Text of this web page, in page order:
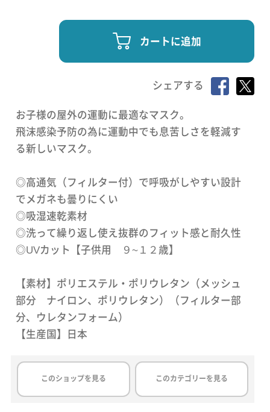
カートに追加
シェアする
お子様の屋外の運動に最適なマスク。
飛沫感染予防の為に運動中でも息苦しさを軽減す
る新しいマスク。
◎高通気（フィルター付）で呼吸がしやすい設計
でメガネも曇りにくい
◎吸湿速乾素材
◎洗って繰り返し使え抜群のフィット感と耐久性
◎UVカット【子供用 ９~１２歳】
【素材】ポリエステル・ポリウレタン（メッシュ
部分 ナイロン、ポリウレタン）（フィルター部
分、ウレタンフォーム）
【生産国】日本
このショップを見る このカテゴリーを見る